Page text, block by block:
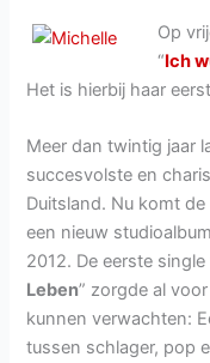
Op
“Ich
Het is hierbij haar
Meer dan twintig jaar
succesvolste en
Duitsland. Nu komt
een nieuw
2012. De eerste
Leben” zorgde al
kunnen verwachten:
tussen schlager, pop